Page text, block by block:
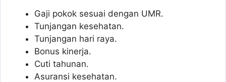
Gaji pokok sesuai dengan UMR.
Tunjangan kesehatan.
Tunjangan hari raya.
Bonus kinerja.
Cuti tahunan.
Asuransi kesehatan.